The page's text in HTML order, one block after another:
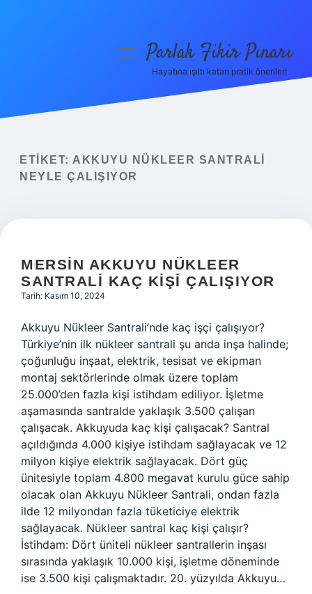
Yasal Uyarı
menüyüParlak Fikir Pınarı
Hayatına ışıltı katan pratik öneriler!
ETIKET: AKKUYU NÜKLEER SANTRALI
NEYLE ÇALIŞIYOR
MERSIN AKKUYU NÜKLEER
SANTRALI KAÇ KIŞI ÇALIŞIYOR
Tarih: Kasım 10, 2024
Akkuyu Nükleer Santrali’nde kaç işçi çalışıyor?
Türkiye’nin ilk nükleer santrali şu anda inşa halinde;
çoğunluğu inşaat, elektrik, tesisat ve ekipman
montaj sektörlerinde olmak üzere toplam
25.000’den fazla kişi istihdam ediliyor. İşletme
aşamasında santralde yaklaşık 3.500 çalışan
çalışacak. Akkuyuda kaç kişi çalışacak? Santral
açıldığında 4.000 kişiye istihdam sağlayacak ve 12
milyon kişiye elektrik sağlayacak. Dört güç
ünitesiyle toplam 4.800 megavat kurulu güce sahip
olacak olan Akkuyu Nükleer Santrali, ondan fazla
ilde 12 milyondan fazla tüketiciye elektrik
sağlayacak. Nükleer santral kaç kişi çalışır?
İstihdam: Dört üniteli nükleer santrallerin inşası
sırasında yaklaşık 10.000 kişi, işletme döneminde
ise 3.500 kişi çalışmaktadır. 20. yüzyılda Akkuyu…